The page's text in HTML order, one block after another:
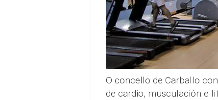
O concello de Carballo
de cardio, musculación e